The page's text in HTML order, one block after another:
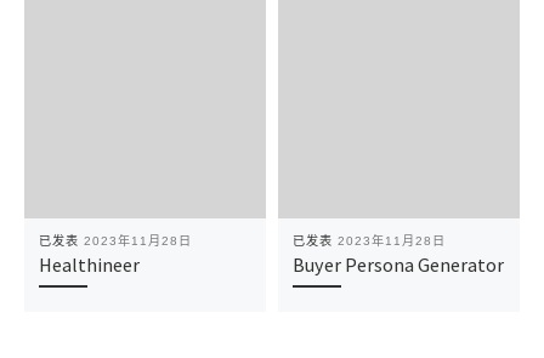
已发表 2023年11月28日
Healthineer
已发表 2023年11月28日
Buyer Persona Generator